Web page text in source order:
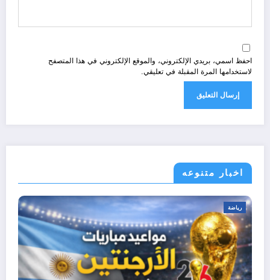
احفظ اسمي، بريدي الإلكتروني، والموقع الإلكتروني في هذا المتصفح
لاستخدامها المرة المقبلة في تعليقي.
اخبار متنوعه
رياضة